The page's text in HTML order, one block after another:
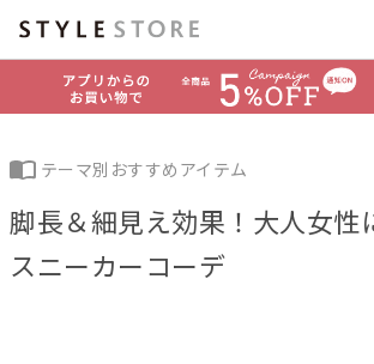
テーマ別おすすめアイテム
脚長＆細見え効果！大人女性
スニーカーコーデ